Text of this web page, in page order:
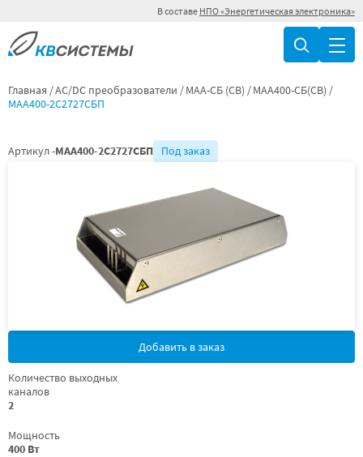
В составе НПО «Энергетическая электроника»
Главная AC/DC преобразователи МАА-СБ (СВ)
МАА400-СБ(СВ)
МАА400-2С2727СБП
Артикул -МАА400-2С2727СБП Под заказ
Добавить в заказ
Количество выходных
каналов
2
Мощность
400 Вт